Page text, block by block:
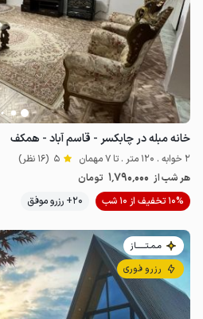
خانه مبله در چابکسر - قاسم آباد - همکف
2 خوابه . 120 متر . تا 7 مهمان 5 (16 نظر)
هر شب از 1٬790٬000 تومان
10% تخفیف از 10 شب
20+ رزرو موفق
مـمـتــــــاز
رزرو فوری